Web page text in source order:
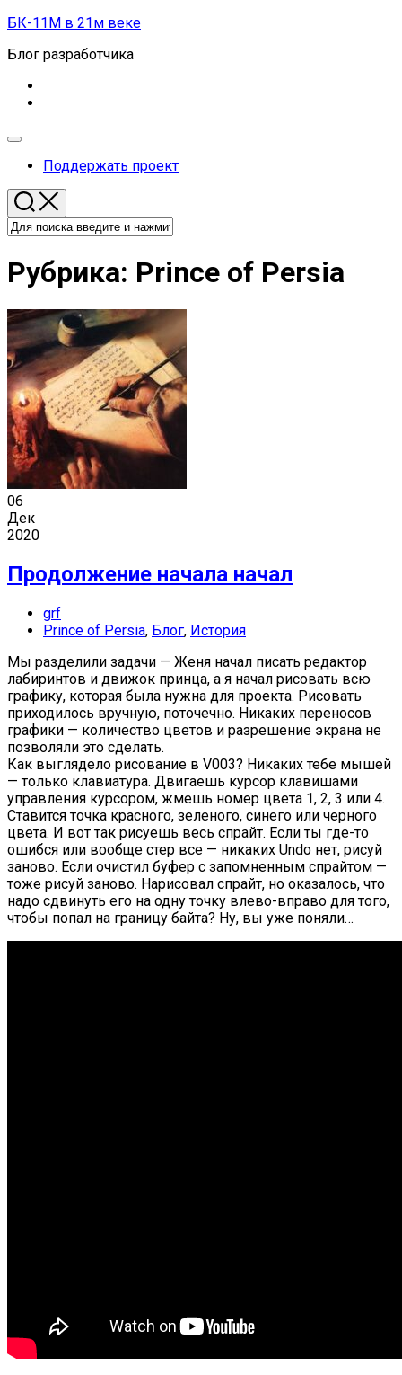
Перейти
содержанию
БК-11М в 21м веке
Блог разработчика
Развернуть
Поддержать проект
Рубрика: Prince of Persia
06
Дек
2020
Продолжение начала начал
grf
Prince of Persia, Блог, История
Мы разделили задачи — Женя начал писать редактор
лабиринтов и движок принца, а я начал рисовать всю
графику, которая была нужна для проекта. Рисовать
приходилось вручную, поточечно. Никаких переносов
графики — количество цветов и разрешение экрана не
позволяли это сделать.
Как выглядело рисование в V003? Никаких тебе мышей
— только клавиатура. Двигаешь курсор клавишами
управления курсором, жмешь номер цвета 1, 2, 3 или 4.
Ставится точка красного, зеленого, синего или черного
цвета. И вот так рисуешь весь спрайт. Если ты где-то
ошибся или вообще стер все — никаких Undo нет, рисуй
заново. Если очистил буфер с запомненным спрайтом —
тоже рисуй заново. Нарисовал спрайт, но оказалось, что
надо сдвинуть его на одну точку влево-вправо для того,
чтобы попал на границу байта? Ну, вы уже поняли…